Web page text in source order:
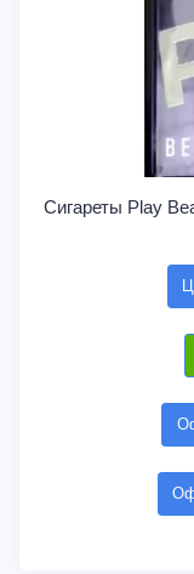
Сигареты Play